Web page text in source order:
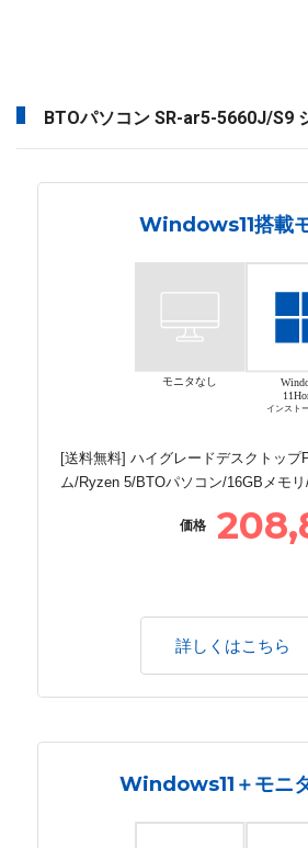
BTOパソコン SR-ar5-5660J/S9
Windows11搭載
モニタなし
インスト
[送料無料] ハイグレードデスクトップ
ム/Ryzen 5/BTOパソコン/16GBメモ
価格
詳しくはこちら
Windows11＋モニ